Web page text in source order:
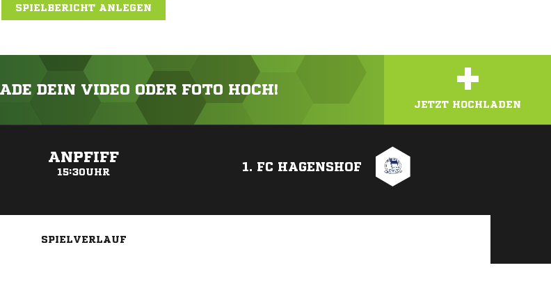
SPIELBERICHT ANLEGEN
DEIN VIDEO ODER FOTO HOCH! +
JETZT HOCHLADEN
ANPFIFF
15:30UHR 1. FC HAGENSHOF
SPIELVERLAUF